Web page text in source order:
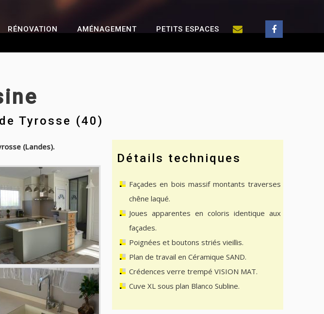
RÉNOVATION AMÉNAGEMENT PETITS ESPACES
Tyrosse (40)
(Landes).
Détails techniques
Façades en bois massif montants traverses
chêne laqué.
Joues apparentes en coloris identique aux
façades.
Poignées et boutons striés vieillis.
Plan de travail en Céramique SAND.
Crédences verre trempé VISION MAT.
Cuve XL sous plan Blanco Subline.